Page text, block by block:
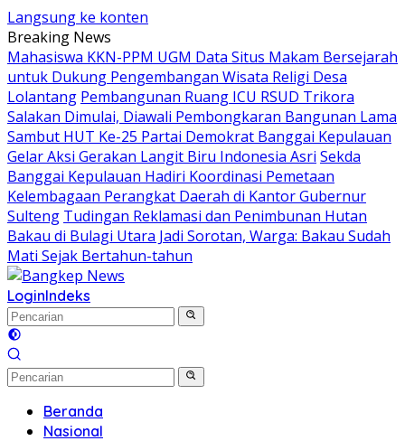
Langsung ke konten
Breaking News
Mahasiswa KKN-PPM UGM Data Situs Makam Bersejarah
untuk Dukung Pengembangan Wisata Religi Desa
Lolantang Pembangunan Ruang ICU RSUD Trikora
Salakan Dimulai, Diawali Pembongkaran Bangunan Lama
Sambut HUT Ke-25 Partai Demokrat Banggai Kepulauan
Gelar Aksi Gerakan Langit Biru Indonesia Asri Sekda
Banggai Kepulauan Hadiri Koordinasi Pemetaan
Kelembagaan Perangkat Daerah di Kantor Gubernur
Sulteng Tudingan Reklamasi dan Penimbunan Hutan
Bakau di Bulagi Utara Jadi Sorotan, Warga: Bakau Sudah
Mati Sejak Bertahun-tahun
LoginIndeks
Beranda
Nasional